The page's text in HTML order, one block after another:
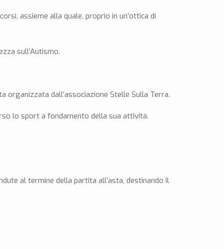
assieme alla quale, proprio in un’ottica di
sull’Autismo.
organizzata dall’associazione Stelle Sulla Terra.
lo sport a fondamento della sua attività.
al termine della partita all’asta, destinando il